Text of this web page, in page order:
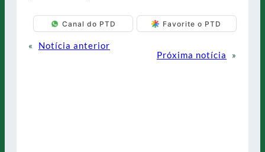
Canal do PTD Favorite o PTD
«
Notícia anterior
Próxima notícia
»